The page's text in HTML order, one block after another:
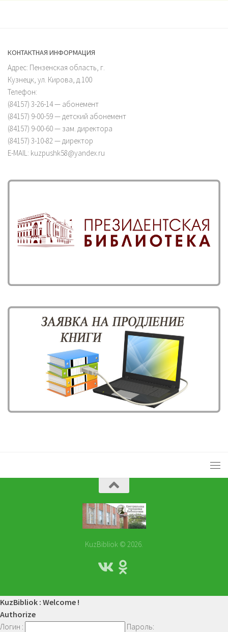
КОНТАКТНАЯ ИНФОРМАЦИЯ
Адрес: Пензенская область, г.
Кузнецк, ул. Кирова, д.100
Телефон:
(84157) 3-26-14 — абонемент
(84157) 9-00-59 — детский абонемент
(84157) 9-00-60 — зам. директора
(84157) 3-10-82 — директор
E-MAIL: kuzpushk58@yandex.ru
KuzBibliok © 2026.
KuzBibliok : Welcome !
Authorize
Логин :
Пароль: